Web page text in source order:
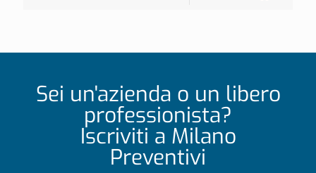
Sei un'azienda o un libero
professionista?
Iscriviti a Milano
Preventivi